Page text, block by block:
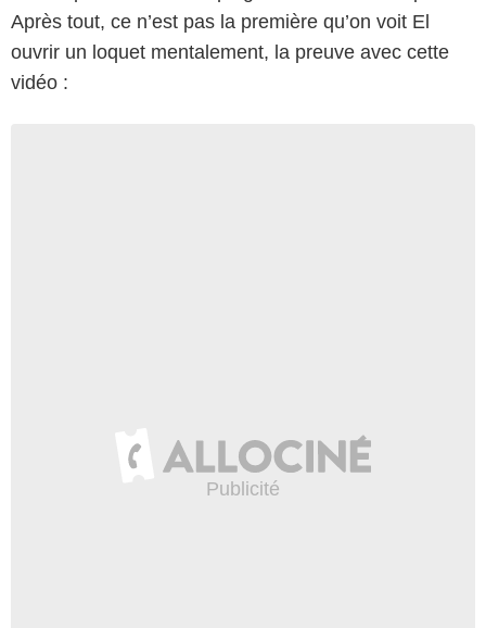
Après tout, ce n’est pas la première qu’on voit El
ouvrir un loquet mentalement, la preuve avec cette
vidéo :